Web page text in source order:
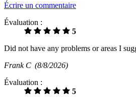
Écrire un commentaire
Évaluation :
5
Did not have any problems or areas I
Frank C (8/8/2026)
Évaluation :
5